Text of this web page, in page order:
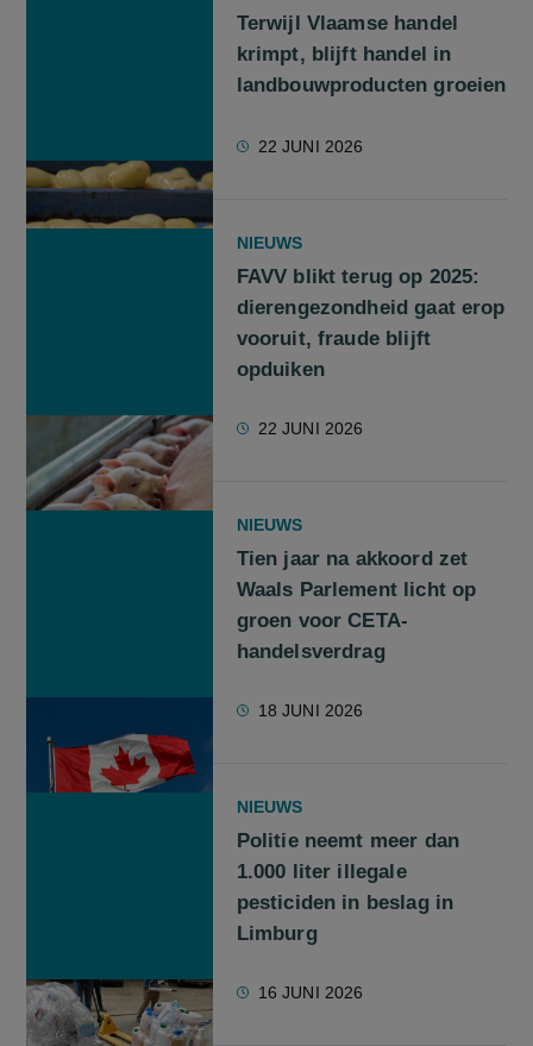
Terwijl Vlaamse handel
krimpt, blijft handel in
landbouwproducten groeien
22 JUNI 2026
NIEUWS
FAVV blikt terug op 2025:
dierengezondheid gaat erop
vooruit, fraude blijft
opduiken
22 JUNI 2026
NIEUWS
Tien jaar na akkoord zet
Waals Parlement licht op
groen voor CETA-
handelsverdrag
18 JUNI 2026
NIEUWS
Politie neemt meer dan
1.000 liter illegale
pesticiden in beslag in
Limburg
16 JUNI 2026